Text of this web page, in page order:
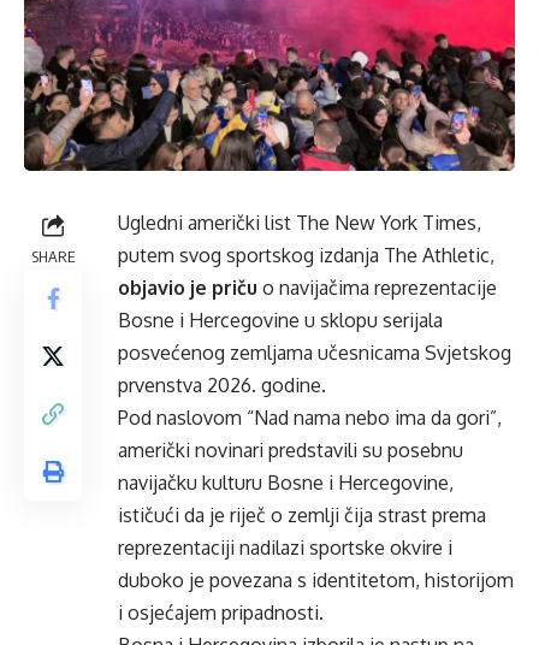
SHARE
Ugledni američki list The New York Times,
putem svog sportskog izdanja The Athletic,
objavio je priču o navijačima reprezentacije
Bosne i Hercegovine u sklopu serijala
posvećenog zemljama učesnicama Svjetskog
prvenstva 2026. godine.
Pod naslovom “Nad nama nebo ima da gori”,
američki novinari predstavili su posebnu
navijačku kulturu Bosne i Hercegovine,
ističući da je riječ o zemlji čija strast prema
reprezentaciji nadilazi sportske okvire i
duboko je povezana s identitetom, historijom
i osjećajem pripadnosti.